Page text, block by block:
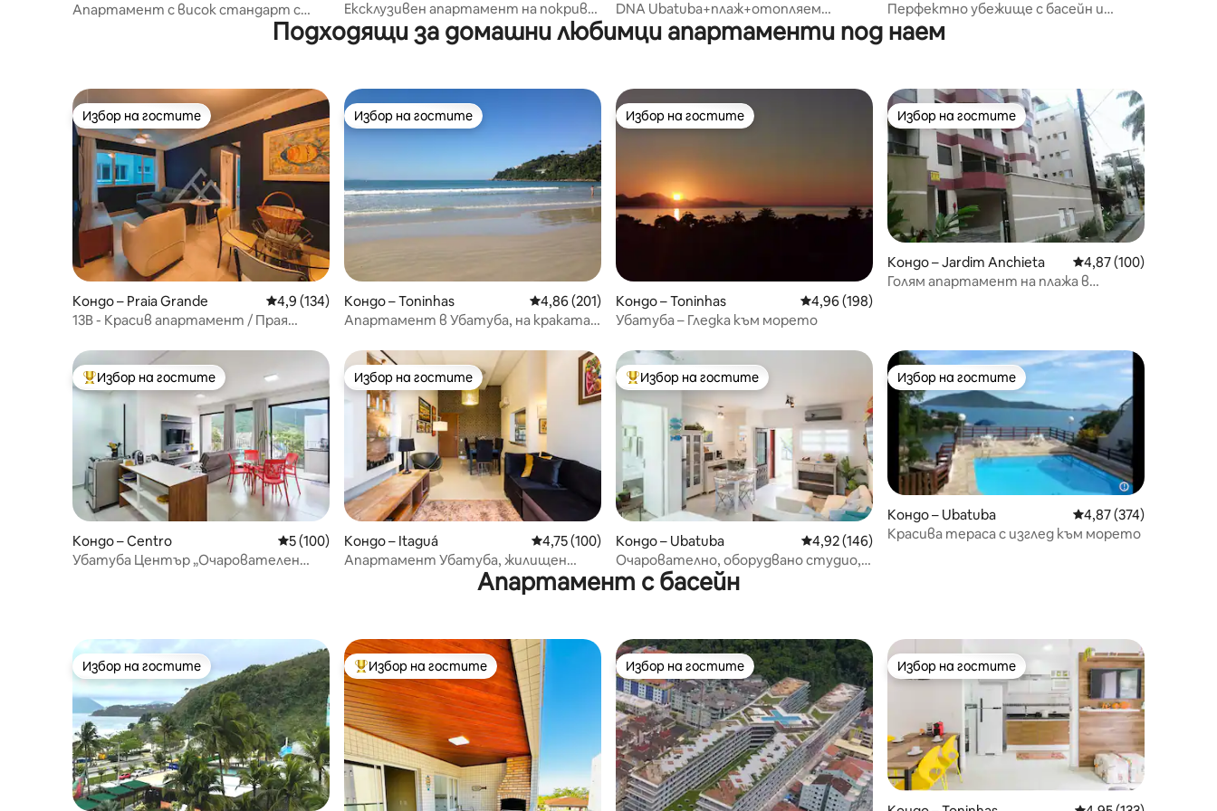
Апартамент с висок стандарт с
Ексклузивен апартамент на покрива
в Бамбу Убатуба – с изглед към
морето 3 D
DNA Ubatuba+плаж+отопляем
басейн+сауна+детска стая
Перфектно убежище с басейн и
пълно оборудване
Подходящи за домашни любимци апартаменти под наем
Избор на гостите
Избор на гостите
Кондо – Praia Grande Средна оценка: 4,9 от 5, 134 отзива
4,9 (134)
13B - Красив апартамент / Прая
Избор на гостите
Избор на гостите
Кондо – Toninhas Средна оценка: 4,86 от 5, 201 отзива
4,86 (201)
Апартамент в Убатуба, на краката
Избор на гостите
Избор на гостите
Кондо – Toninhas Средна оценка: 4,96 от 5, 198 отзива
4,96 (198)
Убатуба – Гледка към морето
Избор на гостите
Избор на гостите
Кондо – Jardim Anchieta Средна оценка: 4,87
4,87 (100)
Голям апартамент на плажа в
Най-популярен избор на гостите
Избор на гостите
Кондо – Centro Средна оценка: 5 от 5, 100 отзива
5 (100)
Убатуба Център „Очарователен
Избор на гостите
Избор на гостите
Кондо – Itaguá Средна оценка: 4,75 от 5, 100 отзива
4,75 (100)
Апартамент Убатуба, жилищен
комплекс Латитуде 23, Итагуа
Най-популярен избор на гостите
Избор на гостите
Кондо – Ubatuba Средна оценка: 4,92 от 5, 146 отзива
4,92 (146)
Очарователно, оборудвано студио,
близо до брега на Итагуа
Избор на гостите
Избор на гостите
Кондо – Ubatuba Средна оценка: 4,87
4,87 (374)
Красива тераса с изглед към морето
Апартамент с басейн
Избор на гостите
Избор на гостите Най-популярен избор на гостите
Избор на гостите Избор на гостите
Избор на гостите Избор на гостите
Избор на гостите